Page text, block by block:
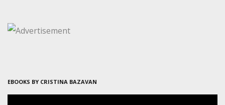
EBOOKS BY CRISTINA BAZAVAN